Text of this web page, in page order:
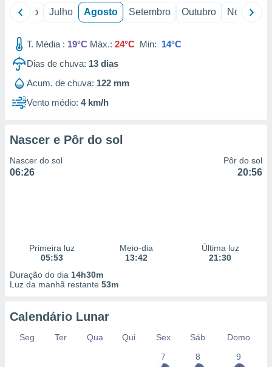
Junho Julho Agosto Setembro Outubro Novembro
T. Média : 19°C Máx.: 24°C Min: 14°C
Dias de chuva: 13 dias
Acum. de chuva: 122 mm
Vento médio: 4 km/h
Nascer e Pôr do sol
Nascer do sol
06:26
Pôr do sol
20:56
Primeira luz
05:53
Meio-dia
13:42
Última luz
21:30
Duração do dia 14h30m
Luz da manhã restante 53m
Calendário Lunar
Seg Ter Qua Qui Sex Sáb
Domo
7
8 9